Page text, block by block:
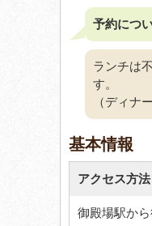
予約につ
ランチは
す。
（ディナ
基本情報
アクセス方法
御殿場駅か